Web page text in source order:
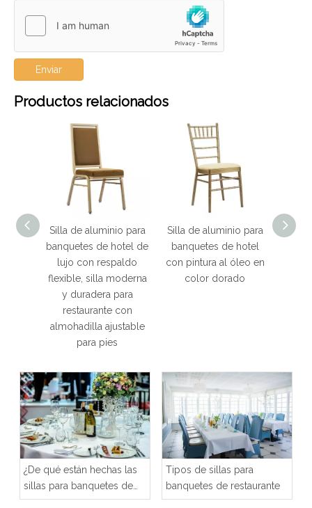
Enviar
Productos relacionados
para
Silla de aluminio para
banquetes de hotel
con pintura al óleo en
color dorado
Silla de aluminio con
respaldo flexible para
hotel y restaurante con
apilable
¿De qué están hechas las
sillas para banquetes de
restaurante?
Tipos de sillas para
banquetes de restaurante